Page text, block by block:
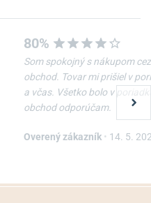
-10%
Nôž Victorinox Spartan
29,70 €
80%
Som spokojný s nákupom cez
obchod. Tovar mi prišiel v
a včas. Všetko bolo v
obchod odporúčam.
Overený zákazník • 14. 5.